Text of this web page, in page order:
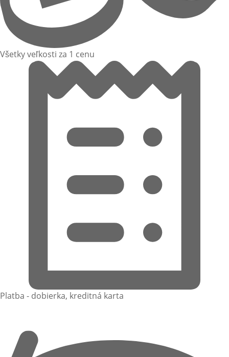
Všetky veľkosti za 1 cenu
Platba - dobierka, kreditná karta